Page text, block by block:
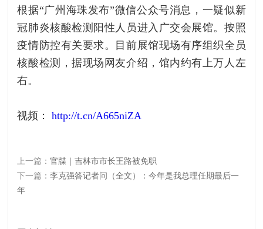
根据“广州海珠发布”微信公众号消息，一疑似新
冠肺炎核酸检测阳性人员进入广交会展馆。按照
疫情防控有关要求。目前展馆现场有序组织全员
核酸检测，据现场网友介绍，馆内约有上万人左
右。
视频：http://t.cn/A665niZA
上一篇：官牒｜吉林市市长王路被免职
下一篇：李克强答记者问（全文）：今年是我总理任期最后一
年